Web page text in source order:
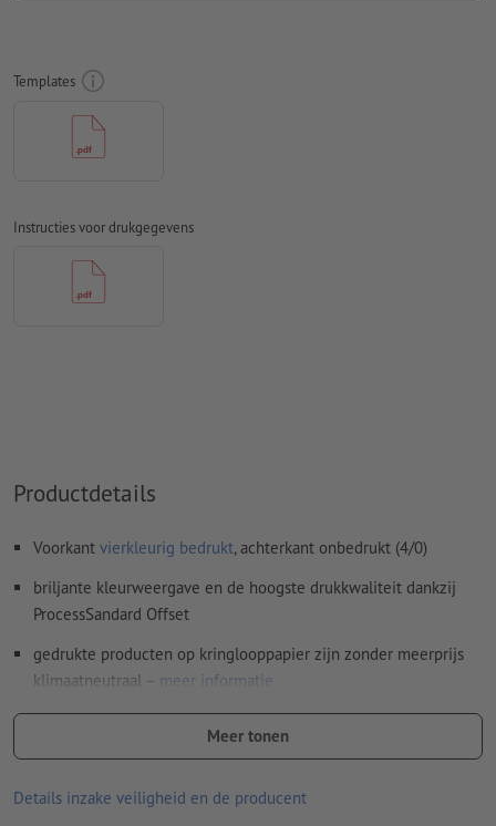
Rondom 2 mm
ten minste 4 mm afstand ten opzichte van het eindformaat
Lettertypes
naar krommen
papier, FOGRA52 (PSO Uncoated v3 FOGRA52) voor
Spel- en zetfouten
Templates
Instructies voor drukgegevens
Productdetails
Voorkant vierkleurig bedrukt, achterkant onbedrukt (4/0)
briljante kleurweergave en de hoogste drukkwaliteit dankzij
ProcessSandard Offset
gedrukte producten op kringlooppapier zijn zonder meerprijs
klimaatneutraal – meer informatie
Des te hoger het gramsgewicht, des te beter zijn de stevigheid
en de lichtdekking van het papier
Meer tonen
Details inzake veiligheid en de producent